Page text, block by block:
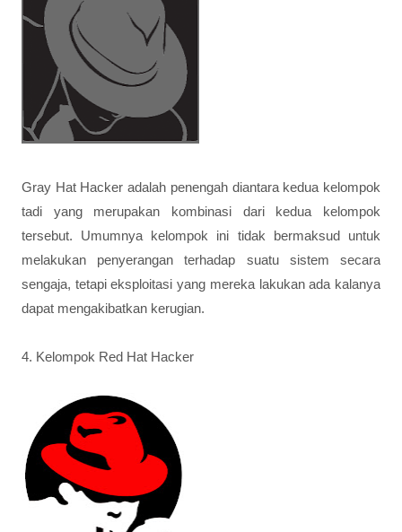
Gray Hat Hacker adalah penengah diantara kedua kelompok
tadi yang merupakan kombinasi dari kedua kelompok
tersebut. Umumnya kelompok ini tidak bermaksud untuk
melakukan penyerangan terhadap suatu sistem secara
sengaja, tetapi eksploitasi yang mereka lakukan ada kalanya
dapat mengakibatkan kerugian.
4. Kelompok Red Hat Hacker